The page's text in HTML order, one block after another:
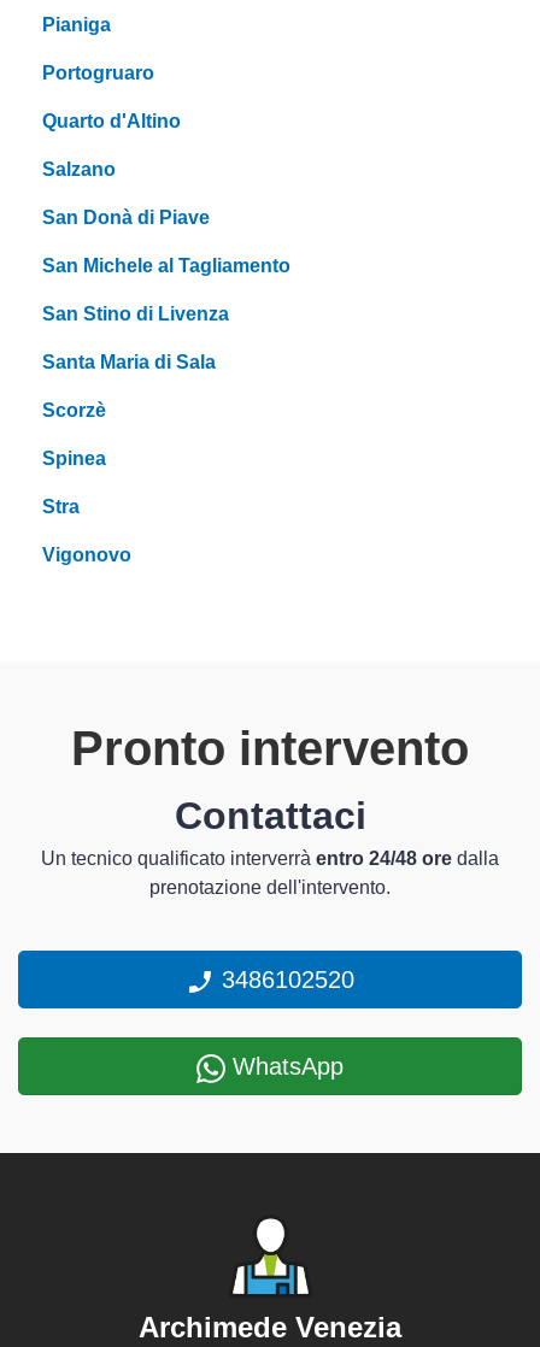
Pianiga
Portogruaro
Quarto d'Altino
Salzano
San Donà di Piave
San Michele al Tagliamento
San Stino di Livenza
Santa Maria di Sala
Scorzè
Spinea
Stra
Vigonovo
Pronto intervento
Contattaci
Un tecnico qualificato interverrà entro 24/48 ore dalla
prenotazione dell'intervento.
3486102520
WhatsApp
Archimede Venezia